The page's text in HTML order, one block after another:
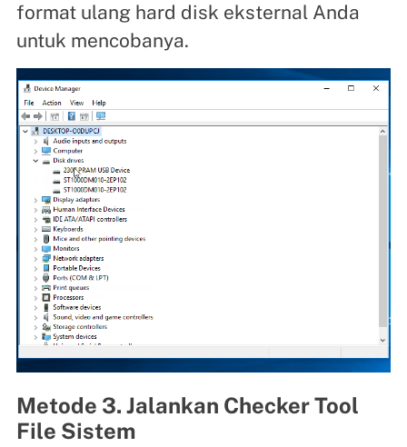
format ulang hard disk eksternal Anda
untuk mencobanya.
Metode 3. Jalankan Checker Tool
File Sistem